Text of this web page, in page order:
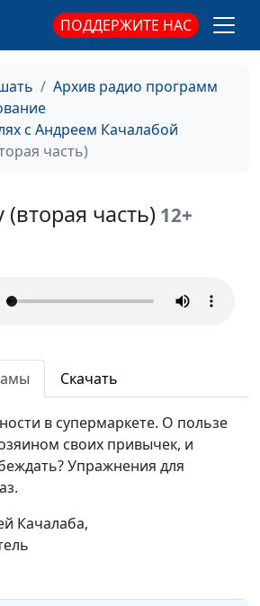
ПОДДЕРЖИТЕ НАС
Архив радио программ
с Андреем Качалабой
часть)
часть) 12+
Скачать
в супермаркете. О пользе
своих привычек, и
Упражнения для
Качалаба,
Андрей Качалаба,
священнослужитель
священнослужитель
Андрей Качалаба,
священнослужитель
священнослужитель
Андрей Качалаба,
#40
священнослужитель
Андрей Качалаба,
священнослужитель
#38
Андрей Качалаба,